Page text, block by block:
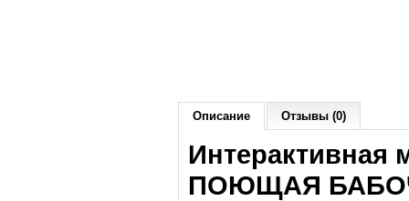
Описание Отзывы (0)
Интерактивная
ПОЮЩАЯ